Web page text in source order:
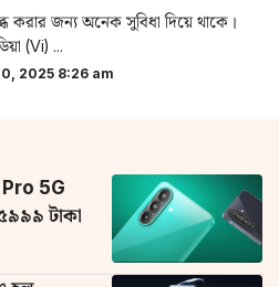
করার জন্য অনেক সুবিধা দিয়ে থাকে।
(Vi) ...
2025 8:26 am
5G
টাকা